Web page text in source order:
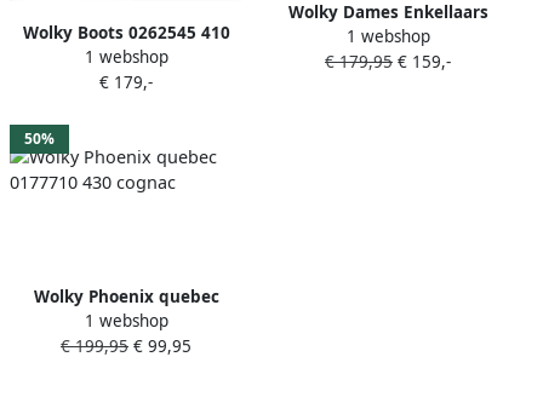
Wolky Boots 0262545 410
Center Liverpool Suede
Bruin Dames
1 webshop
€ 179,-
Wolky Dames Enkellaars
0443220 430 Murray Cognac
1 webshop
€ 179,95 € 159,-
50%
Wolky Phoenix quebec
0177710 430 cognac
1 webshop
€ 199,95 € 99,95